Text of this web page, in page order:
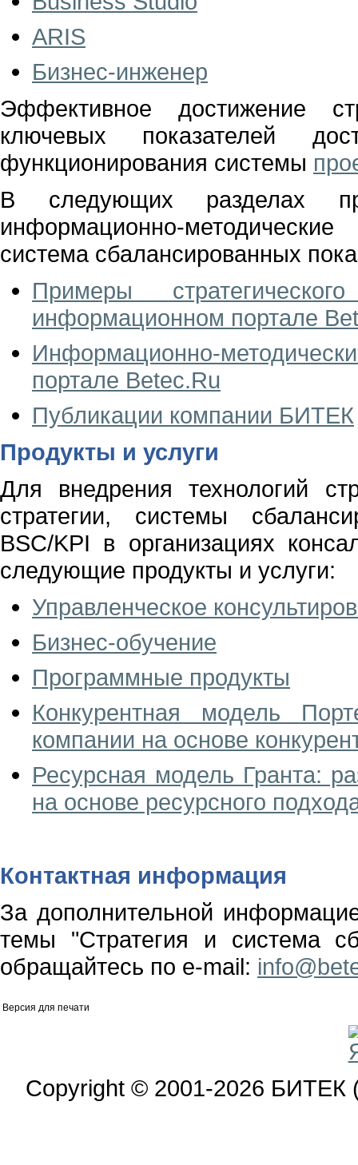
ARIS
Бизнес-инженер
Эффективное достижение
ключевых показателей
функционирования системы
В следующих разделах
информационно-
система сбалансированных
Примеры
информационном портале
Информационно-
портале Betec.Ru
Публикации компании БИТЕК
Продукты и услуги
Для внедрения технологий
стратегии, системы
BSC/KPI в организациях
следующие продукты и услуги:
Управленческое
Бизнес-обучение
Программные продукты
Конкурентная модель
компании на основе
Ресурсная модель Гранта:
на основе ресурсного
Контактная информация
За дополнительной
темы "Стратегия и система
обращайтесь по e-mail:
Версия для печати
Copyright © 2001-2026 БИТЕК